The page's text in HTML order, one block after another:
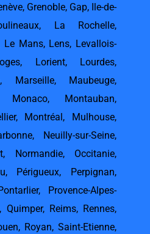
, Grenoble, Gap,
Ile-de-
, La Rochelle,
Le Mans, Lens, Levallois-
, Lorient, Lourdes,
, Marseille, Maubeuge,
Monaco, Montauban,
, Montréal , Mulhouse,
, Neuilly-sur-Seine,
, Normandie, Occitanie,
, Périgueux, Perpignan,
,
Provence-Alpes-
, Quimper, Reims, Rennes,
, Royan, Saint-Etienne,